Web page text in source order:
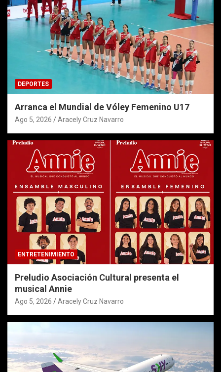
DEPORTES
Arranca el Mundial de Vóley Femenino U17
Ago 5, 2026 Aracely Cruz Navarro
ENTRETENIMIENTO
Preludio Asociación Cultural presenta el
musical Annie
Ago 5, 2026 Aracely Cruz Navarro